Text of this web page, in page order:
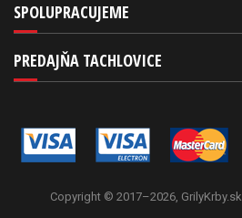
SPOLUPRACUJEME
PREDAJŇA TACHLOVICE
Copyright © 2017–2026, GrilyKrby.sk